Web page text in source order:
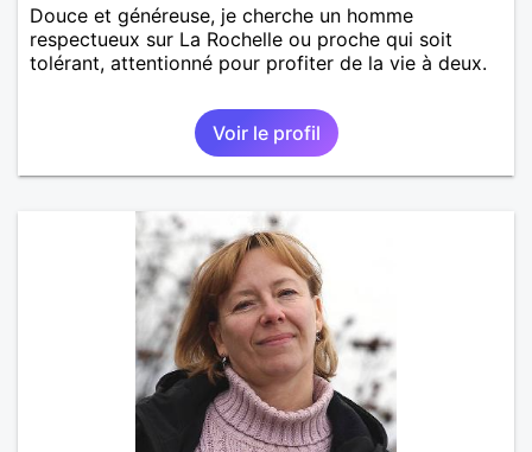
Douce et généreuse, je cherche un homme
respectueux sur La Rochelle ou proche qui soit
tolérant, attentionné pour profiter de la vie à deux.
Voir le profil